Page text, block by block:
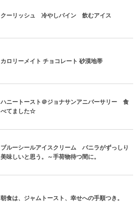
クーリッシュ 冷やしパイン 飲むアイス
カロリーメイト チョコレート 砂漠地帯
ハニートースト＠ジョナサンアニバーサリー 食
べてました☆
ブルーシールアイスクリーム バニラがずっしり
美味しいと思う。～手荷物待つ間に。
朝食は、ジャムトースト、幸せへの手順つき。